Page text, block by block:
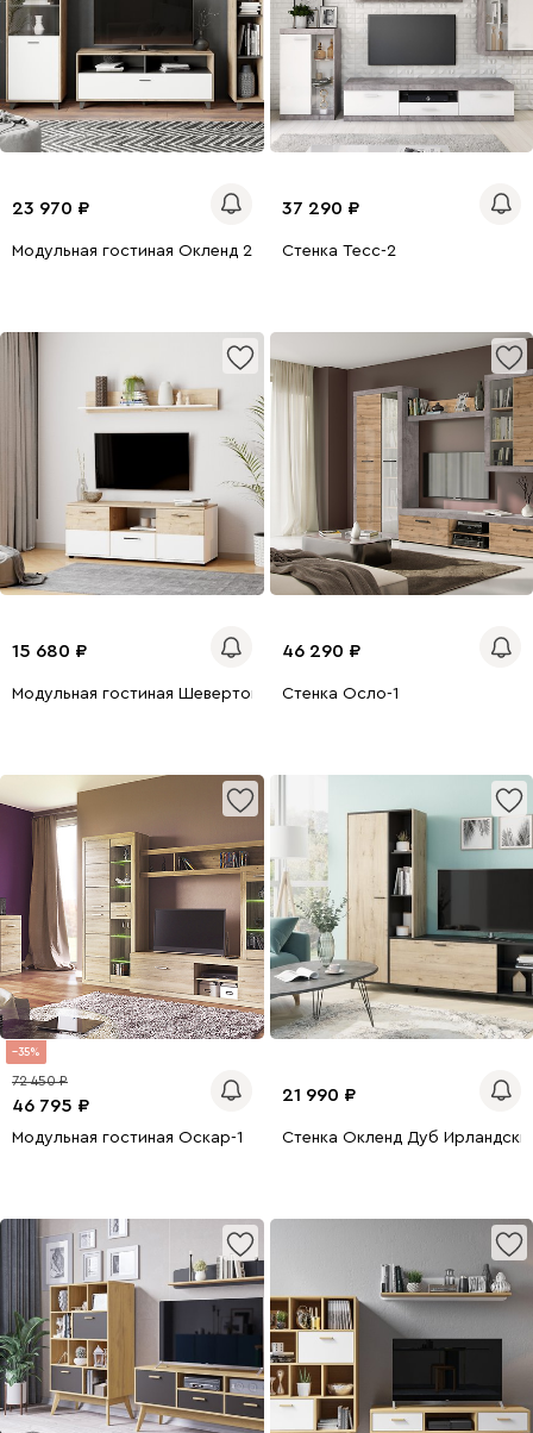
23 970
Модульная гостиная Окленд 2 Белый
37 290
Стенка Тесс-2
15 680
Модульная гостиная Шевертон
46 290
Стенка Осло-1
35
46 795
72 450
Модульная гостиная Оскар-1
21 990
Стенка Окленд Дуб